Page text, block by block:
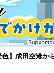
色】成田空港か